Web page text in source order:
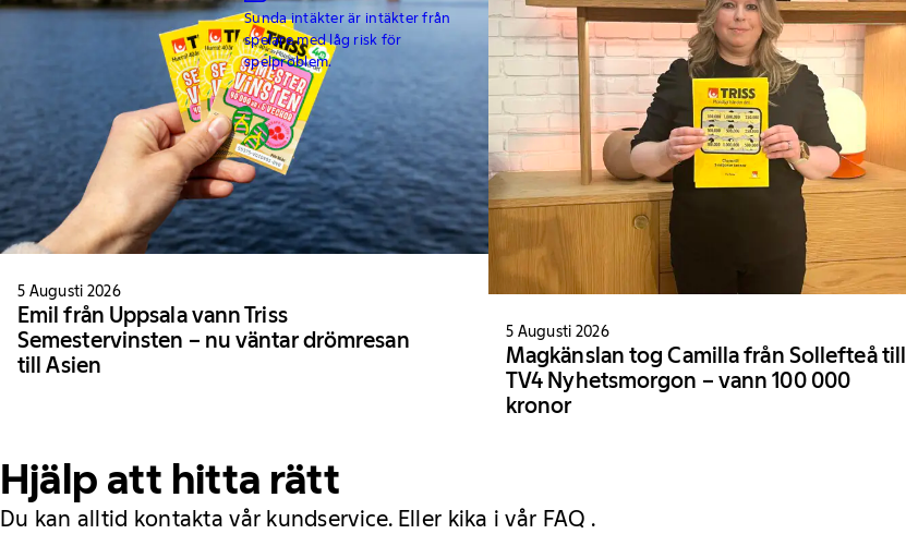
Sunda intäkter är intäkter från
spelare med låg risk för
spelproblem.
5 Augusti 2026
Emil från Uppsala vann Triss
Semestervinsten – nu väntar drömresan
till Asien
5 Augusti 2026
Magkänslan tog Camilla från Sollefteå till
TV4 Nyhetsmorgon – vann 100 000
kronor
Hjälp att hitta rätt
Du kan alltid kontakta vår kundservice. Eller kika i vår FAQ .